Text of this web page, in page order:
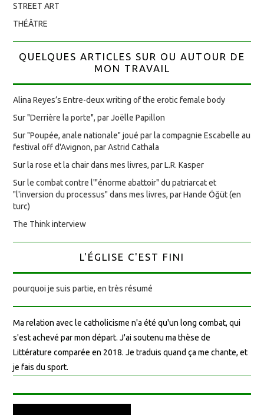
STREET ART
THÉÂTRE
QUELQUES ARTICLES SUR OU AUTOUR DE
MON TRAVAIL
Alina Reyes’s Entre-deux writing of the erotic female body
Sur "Derrière la porte", par Joëlle Papillon
Sur "Poupée, anale nationale" joué par la compagnie Escabelle au
festival off d'Avignon, par Astrid Cathala
Sur la rose et la chair dans mes livres, par L.R. Kasper
Sur le combat contre l'"énorme abattoir" du patriarcat et
"l'inversion du processus" dans mes livres, par Hande Öğüt (en
turc)
The Think interview
L'ÉGLISE C'EST FINI
pourquoi je suis partie, en très résumé
Ma relation avec le catholicisme n'a été qu'un long combat, qui
s'est achevé par mon départ. J'ai soutenu ma thèse de
Littérature comparée en 2018. Je traduis quand ça me chante, et
je fais du sport.